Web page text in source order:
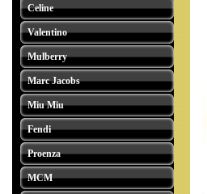
Celine
Valentino
Mulberry
Marc Jacobs
Miu Miu
Fendi
Proenza
MCM